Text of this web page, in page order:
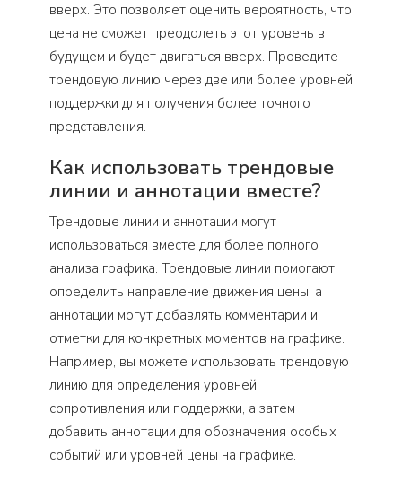
вверх. Это позволяет оценить вероятность, что
цена не сможет преодолеть этот уровень в
будущем и будет двигаться вверх. Проведите
трендовую линию через две или более уровней
поддержки для получения более точного
представления.
Как использовать трендовые
линии и аннотации вместе?
Трендовые линии и аннотации могут
использоваться вместе для более полного
анализа графика. Трендовые линии помогают
определить направление движения цены, а
аннотации могут добавлять комментарии и
отметки для конкретных моментов на графике.
Например, вы можете использовать трендовую
линию для определения уровней
сопротивления или поддержки, а затем
добавить аннотации для обозначения особых
событий или уровней цены на графике.